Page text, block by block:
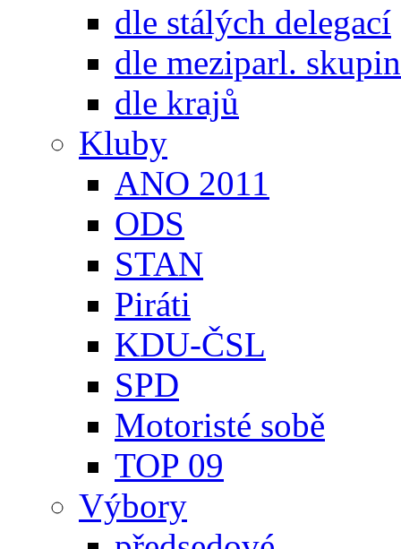
dle stálých delegací
dle meziparl. skupin
dle krajů
Kluby
ANO 2011
ODS
STAN
Piráti
KDU-ČSL
SPD
Motoristé sobě
TOP 09
Výbory